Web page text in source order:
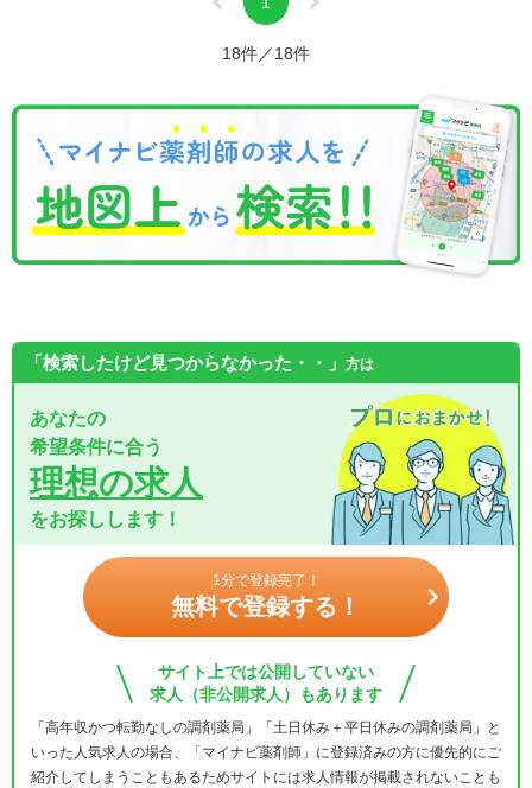
18件／18件
「検索したけど見つからなかった・・」 方は
あなたの
希望条件に合う
理想の求人
をお探しします！
1分で登録完了！
無料で登録する！
サイト上では公開していない
求人（非公開求人）もあります
「高年収かつ転勤なしの調剤薬局」「土日休み＋平日休みの調剤薬局」と
いった人気求人の場合、「マイナビ薬剤師」に登録済みの方に優先的にご
紹介してしまうこともあるためサイトには求人情報が掲載されないことも